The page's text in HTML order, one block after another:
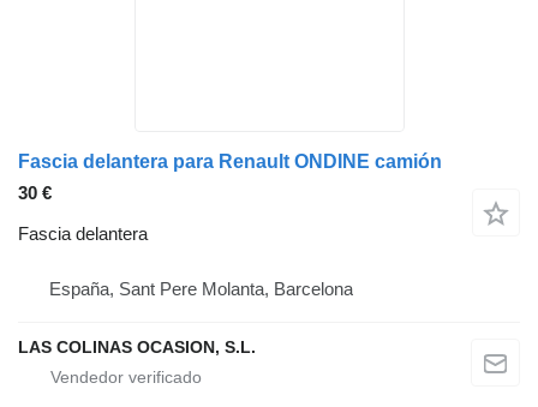
Fascia delantera para Renault ONDINE camión
30 €
Fascia delantera
España, Sant Pere Molanta, Barcelona
LAS COLINAS OCASION, S.L.